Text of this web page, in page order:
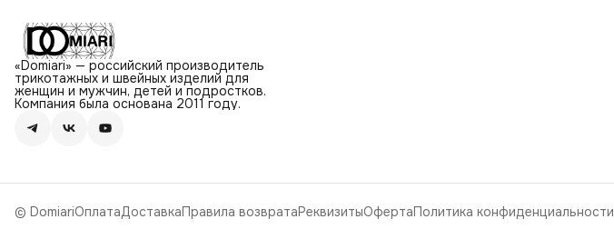
«Domiari» — российский производитель
трикотажных и швейных изделий для
женщин и мужчин, детей и подростков.
Компания была основана 2011 году.
© DomiariОплатаДоставкаПравила возвратаРеквизитыОфертаПолитика конфиденциальности